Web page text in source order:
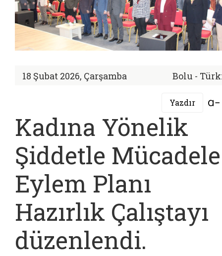
18 Şubat 2026, Çarşamba Bolu -
Yazdır
Kadına Yönelik
Şiddetle
Eylem Planı
Hazırlık Çalıştayı
düzenlendi.